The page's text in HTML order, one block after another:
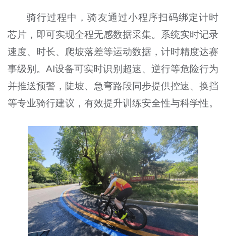
骑行过程中，骑友通过小程序扫码绑定计时
芯片，即可实现全程无感数据采集。系统实时记录
速度、时长、爬坡落差等运动数据，计时精度达赛
事级别。AI设备可实时识别超速、逆行等危险行为
并推送预警，陡坡、急弯路段同步提供控速、换挡
等专业骑行建议，有效提升训练安全性与科学性。